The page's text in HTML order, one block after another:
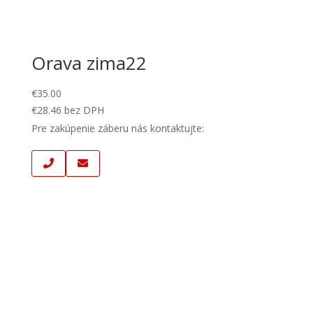
Orava zima22
€35.00
€28.46 bez DPH
Pre zakúpenie záberu nás kontaktujte: